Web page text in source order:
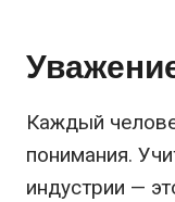
Каждый
понимания.
индустрии —